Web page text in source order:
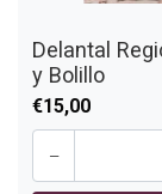
Delantal
y Bolillo
€15,00
-